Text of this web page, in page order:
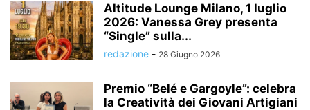
Altitude Lounge Milano, 1 luglio
2026: Vanessa Grey presenta
“Single” sulla...
redazione - 28 Giugno 2026
Premio “Belé e Gargoyle”: celebra
la Creatività dei Giovani Artigiani